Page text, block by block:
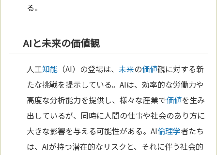
る。
AIと未来の価値観
人工知能 （AI）の登場は、未来の価値観に対する新
たな挑戦を提示している。AIは、効率的な労働力や
高度な分析能力を提供し、様々な産業で価値を生み
出しているが、同時に人間の仕事や社会のあり方に
大きな影響を与える可能性がある。AI倫理学者たち
は、AIが持つ潜在的なリスクと、それに伴う社会的